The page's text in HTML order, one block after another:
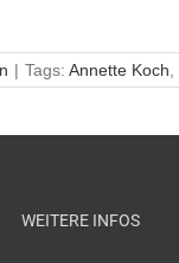
| Tags: Annette Koch
WEITERE INFOS